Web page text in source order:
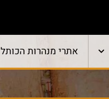
אתרי מנהרות הכותל